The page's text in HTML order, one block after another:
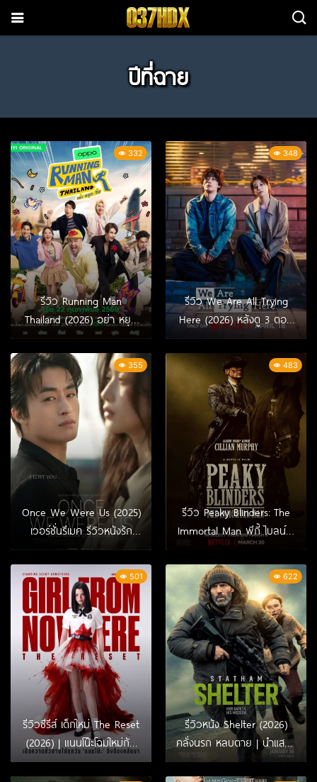
ปีที่ฉาย
332
รีวิว Running Man
Thailand (2026) อย่า หยุด
วิ่ง – เวอร์ชันไทยสนุกแค่ไหน
เทียบต้นฉบับเกาหลี
348
รีวิว We Are All Trying
Here (2026) หลังดู 3 ตอน
แรก | ชีวิตคนธรรมดาที่
พยายาม…แต่ยังไปไม่ถึงไหน
355
Once We Were Us (2025)
เวอร์ชั่นรีเมค รีวิวหนังรัก
ดราม่าสุดเจ็บ
483
รีวิว Peaky Blinders: The
Immortal Man พีกี้ ไบลน์เด
อร์ส ชายผู้เป็นอมตะ (2026)
501
รีวิวซีรีส์ เด็กใหม่ The Reset
(2026) | แนนโน๊ะโฉมใหม่กับ
การพิพากษาครั้งใหญ่
622
รีวิวหนัง Shelter (2026)
คลั่งนรก หลบตาย | นำแสดง
โดย Jason Statham